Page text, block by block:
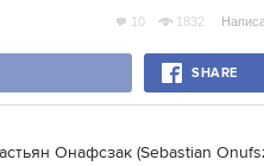
10 1832
SHARE
Онафсзак (Sebastian